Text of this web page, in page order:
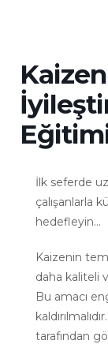
İlk seferde
çalışanlarla
hedefleyin…
Kaizenin
daha kaliteli
Bu amacı
tarafından